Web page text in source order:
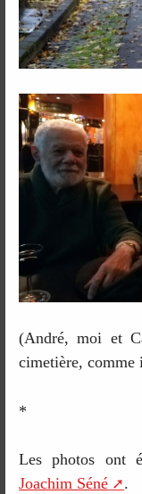
(André, moi et
cimetière,
*
Les photos ont
Joachim Séné
.